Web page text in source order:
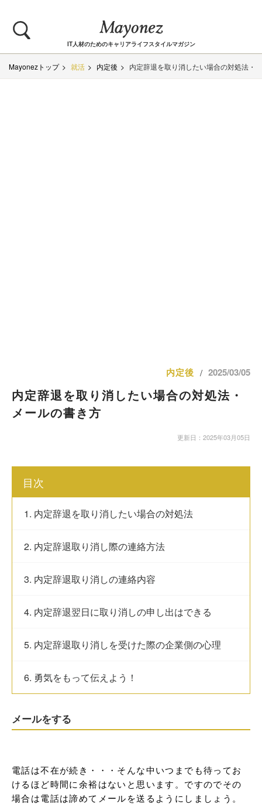
IT人材のためのキャリアライフスタイルマガジン
Mayonezトップ 就活 内定後 内定辞退を取り消したい場合の対処法・
内定後 / 2025/03/05
内定辞退を取り消したい場合の対処法・
メールの書き方
更新日：2025年03月05日
目次
1. 内定辞退を取り消したい場合の対処法
2. 内定辞退取り消し際の連絡方法
3. 内定辞退取り消しの連絡内容
4. 内定辞退翌日に取り消しの申し出はできる
5. 内定辞退取り消しを受けた際の企業側の心理
6. 勇気をもって伝えよう！
メールをする
電話は不在が続き・・・そんな中いつまでも待ってお
けるほど時間に余裕はないと思います。ですのでその
場合は電話は諦めてメールを送るようにしましょう。